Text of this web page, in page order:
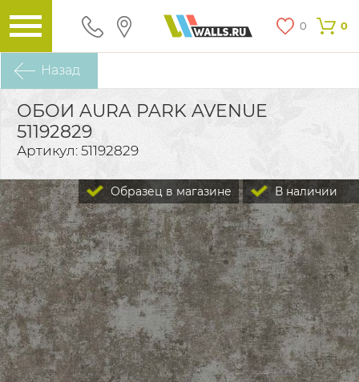
0 0
Назад
ОБОИ AURA PARK AVENUE
51192829
Артикул: 51192829
В наличии
Образец в магазине